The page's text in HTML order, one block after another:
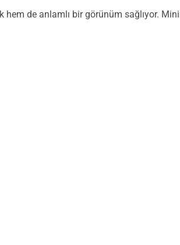
de anlamlı bir görünüm sağlıyor.